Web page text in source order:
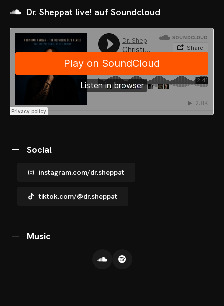
SHOP
Dr. Sheppat live! auf Soundcloud
Social
instagram.com/dr.sheppat
tiktok.com/@dr.sheppat
Music